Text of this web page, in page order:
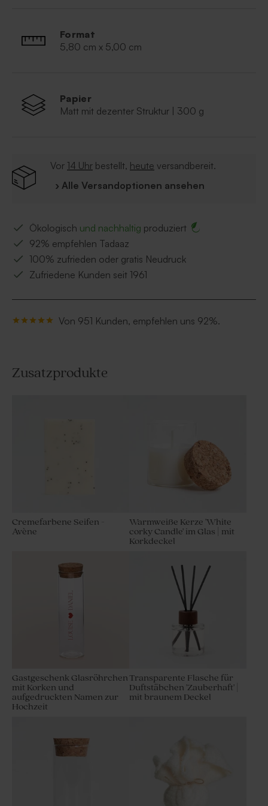
passenden Hochzeitseinladungen und Kirchenhefte in
diesem Stil.
Format
5,80 cm x 5,00 cm
Papier
Matt mit dezenter Struktur | 300 g
Vor 14 Uhr bestellt, heute versandbereit.
› Alle Versandoptionen ansehen
Ökologisch und nachhaltig produziert
92% empfehlen Tadaaz
100% zufrieden oder gratis Neudruck
Zufriedene Kunden seit 1961
Von 951 Kunden, empfehlen uns 92%.
Zusatzprodukte
Cremefarbene Seifen -
Avène
Warmweiße Kerze 'White
corky Candle' im Glas | mit
Korkdeckel
Gastgeschenk Glasröhrchen
mit Korken und
aufgedruckten Namen zur
Hochzeit
Transparente Flasche für
Duftstäbchen 'Zauberhaft' |
mit braunem Deckel